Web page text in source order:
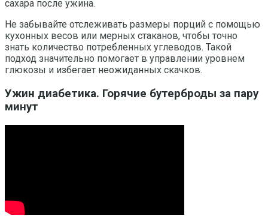
сахара после ужина.
Не забывайте отслеживать размеры порций с помощью
кухонных весов или мерных стаканов, чтобы точно
знать количество потребленных углеводов. Такой
подход значительно помогает в управлении уровнем
глюкозы и избегает неожиданных скачков.
Ужин диабетика. Горячие бутерброды за пару
минут